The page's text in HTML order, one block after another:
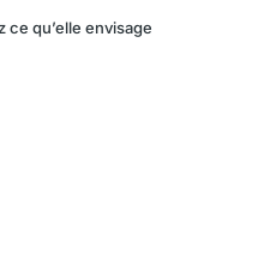
qu’elle envisage